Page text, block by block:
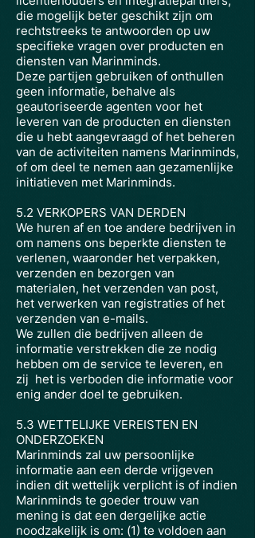
die mogelijk beter geschikt zijn om
rechtstreeks te antwoorden op uw
specifieke vragen over producten en
diensten van Marinminds.
Deze partijen gebruiken of onthullen
geen informatie, behalve als
geautoriseerde agenten voor het
leveren van de producten en diensten
die u hebt aangevraagd of het beheren
van de activiteiten namens Marinminds,
of om deel te nemen aan gezamenlijke
initiatieven met Marinminds.
5.2 VERKOPERS VAN DERDEN
We huren af en toe andere bedrijven in
om namens ons beperkte diensten te
verlenen, waaronder het verpakken,
verzenden en bezorgen van
materialen, het verzenden van post,
het verwerken van registraties of het
verzenden van e-mails.
We zullen die bedrijven alleen de
informatie verstrekken die ze nodig
hebben om de service te leveren, en
zij het is verboden die informatie voor
enig ander doel te gebruiken.
5.3 WETTELIJKE VEREISTEN EN
ONDERZOEKEN
Marinminds zal uw persoonlijke
informatie aan een derde vrijgeven
indien dit wettelijk verplicht is of indien
Marinminds te goeder trouw van
mening is dat een dergelijke actie
noodzakelijk is om: (1) te voldoen aan